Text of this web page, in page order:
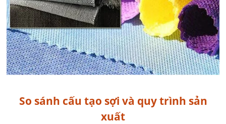
So sánh cấu tạo sợi và quy trình sản
xuất